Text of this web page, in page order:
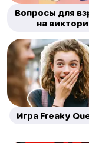
Вопросы для
на
Игра Freaky